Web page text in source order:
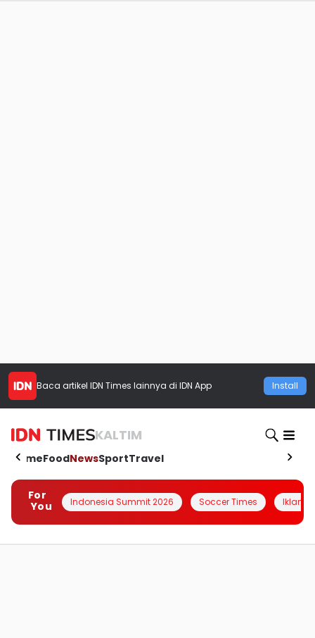
Baca artikel IDN Times lainnya di IDN App Install
KALTIM
HomeFoodNewsSportTravel
For
You
Indonesia Summit 2026 Soccer Times Iklanin